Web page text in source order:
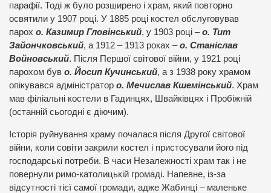
парафії. Тоді ж було розширено і храм, який повторно
освятили у 1907 році. У 1885 році костел обслуговував
парох о. Казимир Гловінський, у 1903 році –о. Тит
Зайончковський, а 1912 – 1913 роках –о. Станіслав
Войновський. Після Першої світової війни, у 1921 році
парохом був о. Йосип Кучинський, а з 1938 року храмом
опікувався адміністратор о. Мечислав Кшемінський. Храм
мав філіальні костели в Гадинцях, Швайківцях і Пробіжній
(останній сьогодні є діючим).
Історія руйнування храму почалася після Другої світової
війни, коли совіти закрили костел і пристосували його під
господарські потреби. В часи Незалежності храм так і не
повернули римо-католицькій громаді. Напевне, із-за
відсутності тієї самої громади, адже Жабинці – маленьке